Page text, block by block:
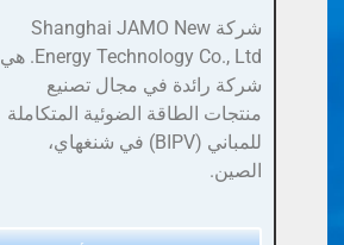
شركة Shanghai JAMO New
Energy Technology Co., Ltd. هي
شركة رائدة في مجال تصنيع
منتجات الطاقة الضوئية المتكاملة
للمباني (BIPV) في شنغهاي،
الصين.